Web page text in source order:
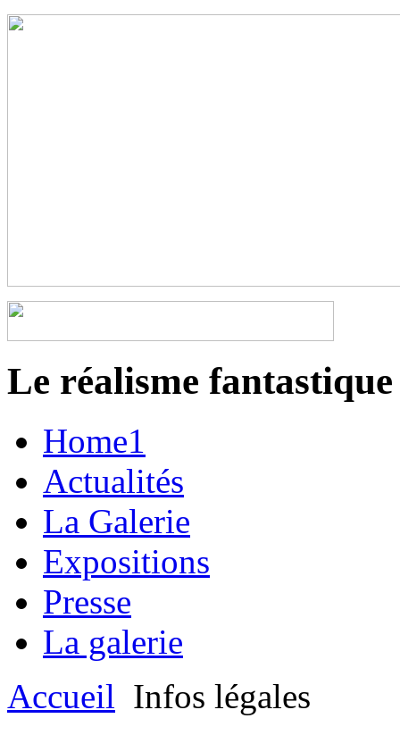
Le réalisme fantastique
Home1
Actualités
La Galerie
Expositions
Presse
La galerie
Accueil Infos légales